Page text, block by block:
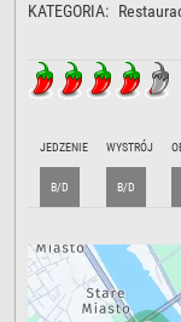
KATEGORIA:
JEDZENIE
B/D
WYSTRÓJ
B/D